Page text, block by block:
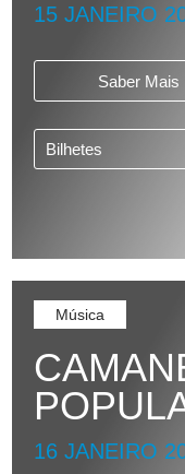
15 JANEIRO
Saber Mais
Bilhetes
Música
16 JANEIRO